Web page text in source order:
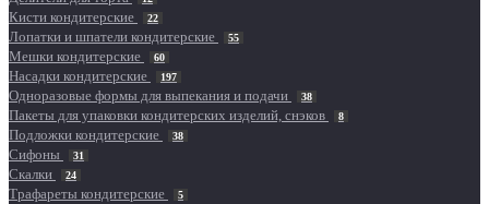
Кисти кондитерские 22
Лопатки и шпатели кондитерские 55
Мешки кондитерские 60
Насадки кондитерские 197
Одноразовые формы для выпекания и подачи 38
Пакеты для упаковки кондитерских изделий, снэков 8
Подложки кондитерские 38
Сифоны 31
Скалки 24
Трафареты кондитерские 5